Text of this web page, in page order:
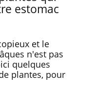
estomac
et le
n'est pas
quelques
plantes, pour